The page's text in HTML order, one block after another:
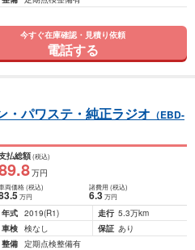
今すぐ在庫確認・見積り依頼
電話する
・パワステ・純正ラジオ （EBD-
払総額(税込)
.8万円
両価格(税込)
.5万円
諸費用 (税込)
6.3 万円
年式 2019(R1) 走行 5.3万km
車検 検なし 保証 あり
整備 定期点検整備有